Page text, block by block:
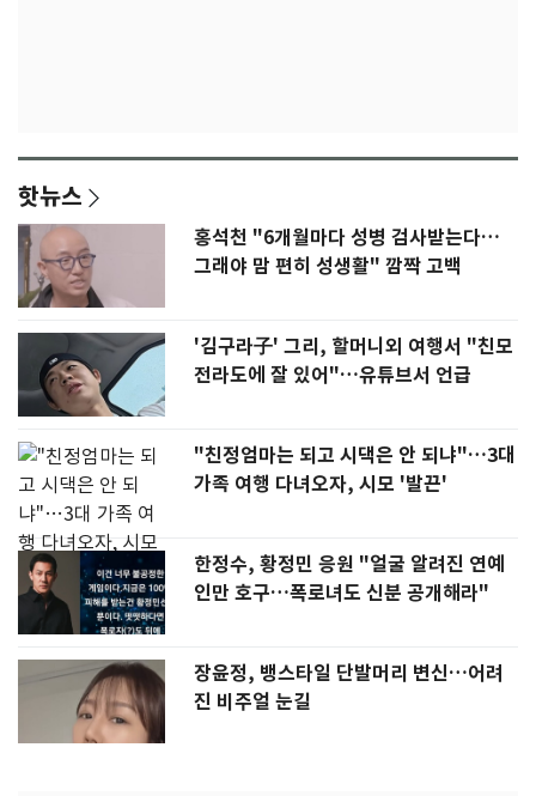
핫뉴스
홍석천 "6개월마다 성병 검사받는다…
그래야 맘 편히 성생활" 깜짝 고백
'김구라子' 그리, 할머니외 여행서 "친모
전라도에 잘 있어"…유튜브서 언급
"친정엄마는 되고 시댁은 안 되냐"…3대
가족 여행 다녀오자, 시모 '발끈'
한정수, 황정민 응원 "얼굴 알려진 연예
인만 호구…폭로녀도 신분 공개해라"
장윤정, 뱅스타일 단발머리 변신…어려
진 비주얼 눈길